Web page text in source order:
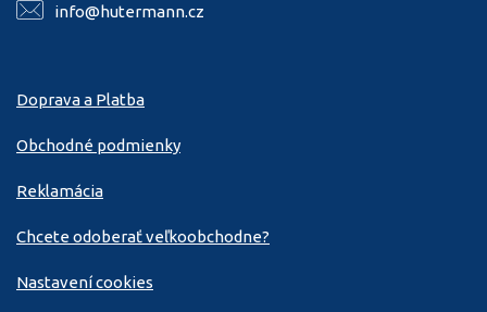
info@hutermann.cz
Doprava a Platba
Obchodné podmienky
Reklamácia
Chcete odoberať veľkoobchodne?
Nastavení cookies